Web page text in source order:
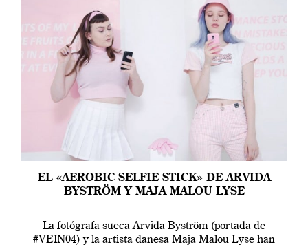
EL «AEROBIC SELFIE STICK» DE ARVIDA
BYSTRÖM Y MAJA MALOU LYSE
La fotógrafa sueca Arvida Byström (portada de
#VEIN04) y la artista danesa Maja Malou Lyse han